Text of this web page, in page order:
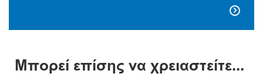

Μπορεί επίσης να χρειαστείτε...